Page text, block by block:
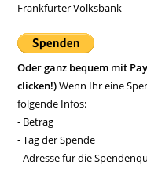
Frankfurter Volksbank
Oder ganz bequem mit
clicken!)Wenn Ihr eine
folgende Infos:
- Betrag
- Tag der Spende
- Adresse für die